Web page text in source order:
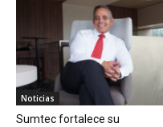
Noticias
Sumtec fortalece su